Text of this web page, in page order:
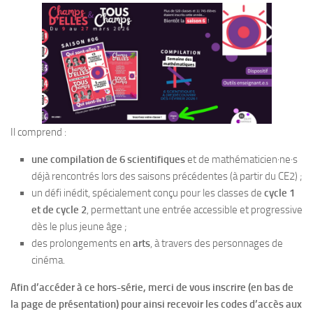
Il comprend :
une compilation de 6 scientifiqueset de mathématicien·ne·s
déjà rencontrés lors des saisons précédentes (à partir du CE2) ;
un défi inédit, spécialement conçu pour les classes de cycle 1
et de cycle 2, permettant une entrée accessible et progressive
dès le plus jeune âge ;
des prolongements en arts, à travers des personnages de
cinéma.
Afin d’accéder à ce hors-série, merci de vous inscrire (en bas de
la page de présentation) pour ainsi recevoir les codes d’accès aux